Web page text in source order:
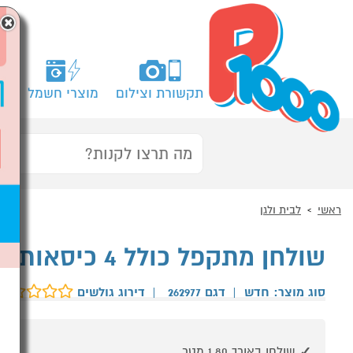
תקשורת וצילום מוצרי חשמל
ראשי לבית ולגן
שולחן מתקפל כולל 4 כיסאות KETER
סוג מוצר: חדש | דגם 262977 | דירוג גולשים
×